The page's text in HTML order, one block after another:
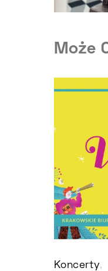
Może
Koncerty